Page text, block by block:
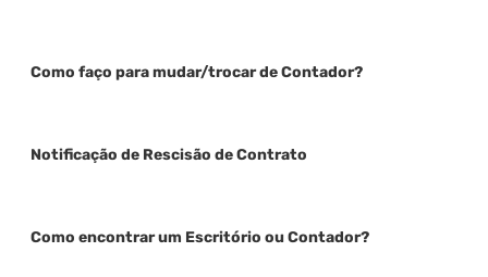
Como faço para mudar/trocar de Contador?
Notificação de Rescisão de Contrato
Como encontrar um Escritório ou Contador?